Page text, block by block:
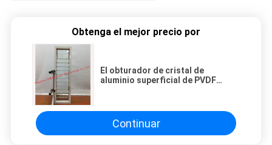
Obtenga el mejor precio por
El obturador de cristal de
aluminio superficial de PVDF
Continuar